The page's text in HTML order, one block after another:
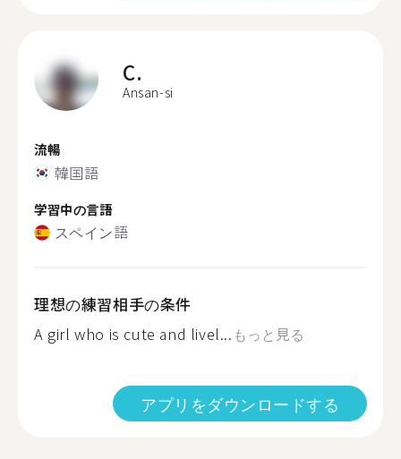
C.
Ansan-si
流暢
韓国語
学習中の言語
スペイン語
理想の練習相手の条件
A girl who is cute and livel... もっと見る
アプリをダウンロードする